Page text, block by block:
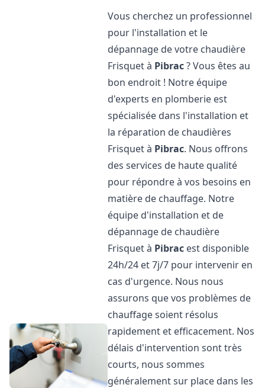
Vous cherchez un professionnel
pour l'installation et le
dépannage de votre chaudière
Frisquet à Pibrac? Vous êtes au
bon endroit ! Notre équipe
d'experts en plomberie est
spécialisée dans l'installation et
la réparation de chaudières
Frisquet à Pibrac. Nous offrons
des services de haute qualité
pour répondre à vos besoins en
matière de chauffage. Notre
équipe d'installation et de
dépannage de chaudière
Frisquet à Pibrac est disponible
24h/24 et 7j/7 pour intervenir en
cas d'urgence. Nous nous
assurons que vos problèmes de
chauffage soient résolus
rapidement et efficacement. Nos
délais d'intervention sont très
courts, nous sommes
généralement sur place dans les